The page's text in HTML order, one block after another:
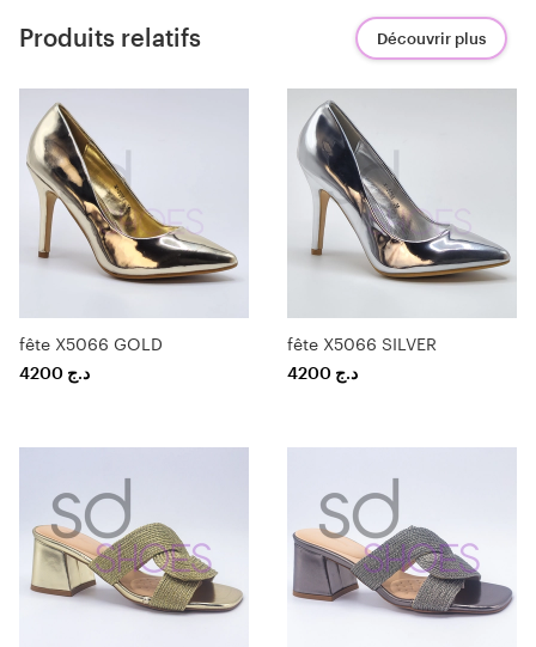
Produits relatifs Découvrir plus
fête X5066 GOLD
4200 د.ج
fête X5066 SILVER
4200 د.ج